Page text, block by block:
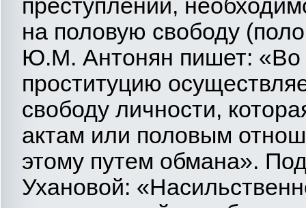
преступлений,
на половую свободу
Ю.М. Антонян пишет: «Во
проституцию
свободу личности,
актам или половым
этому путем обмана».
Ухановой: